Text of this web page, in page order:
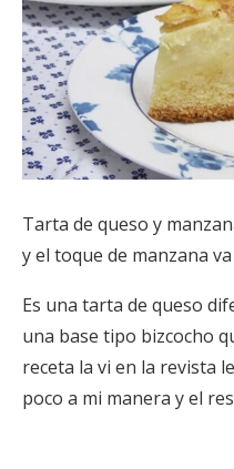
Tarta de queso y
y el toque de manzana
Es una tarta de queso
una base tipo bizcocho
receta la vi en la revista
poco a mi manera y el